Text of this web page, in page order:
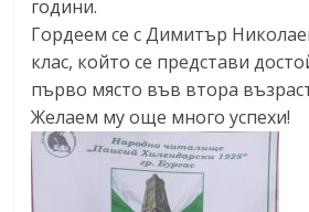
години.
Гордеем се с Димитър
клас, който се представи
първо място във втора
Желаем му още много успехи!